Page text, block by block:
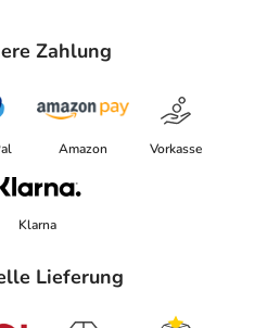
Zahlung
Amazon Vorkasse
Klarna
Lieferung